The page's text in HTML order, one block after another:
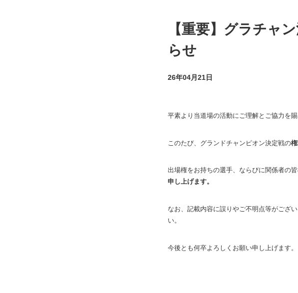
【重要】グラチャ
らせ
26年04月21日
平素より当道場の活動にご理解とご協力を
このたび、グランドチャンピオン決定戦の
出場権をお持ちの選手、ならびに関係者の皆
申し上げます。
なお、記載内容に誤りやご不明点等がござ
い。
今後とも何卒よろしくお願い申し上げます。